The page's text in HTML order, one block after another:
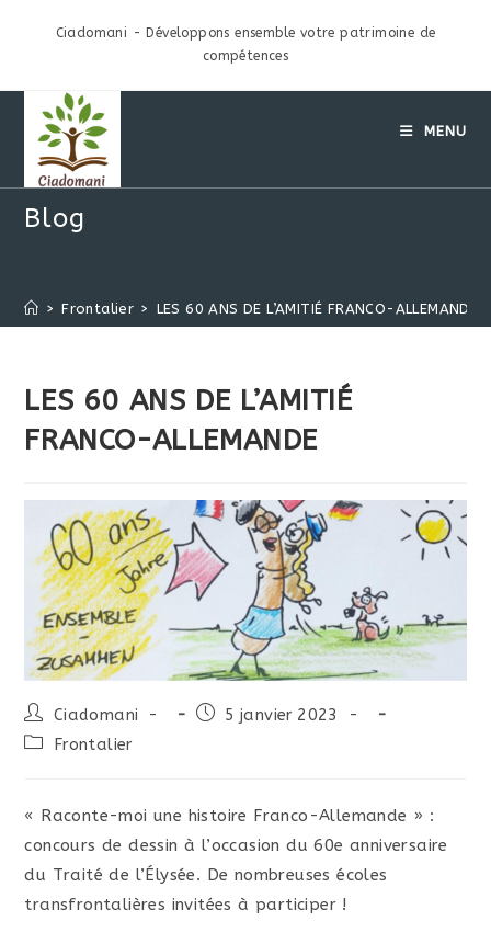
Ciadomani - Développons ensemble votre patrimoine de
compétences
MENU
Blog
> Frontalier > LES 60 ANS DE L’AMITIÉ FRANCO-ALLEMANDE
LES 60 ANS DE L’AMITIÉ
FRANCO-ALLEMANDE
Ciadomani -
5 janvier 2023 -
Frontalier
« Raconte-moi une histoire Franco-Allemande » :
concours de dessin à l’occasion du 60e anniversaire
du Traité de l’Élysée. De nombreuses écoles
transfrontalières invitées à participer !